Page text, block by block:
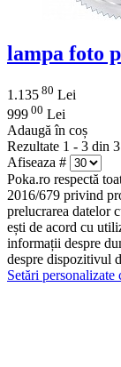
lampa foto
1.135 80 Lei
999 00 Lei
Adaugă în coș
Rezultate 1 - 3 din
Afiseaza #
Poka.ro respectă
2016/679 privind
prelucrarea datelor
ești de acord cu
informații despre
despre dispozitivul
Setări personalizate